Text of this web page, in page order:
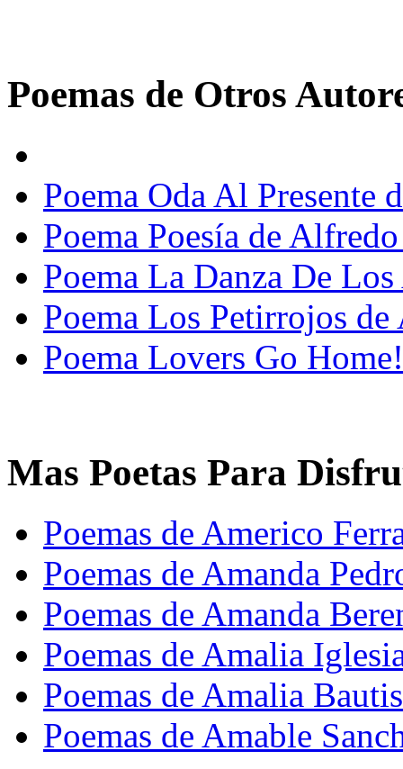
Poemas de Otros
Poema Oda Al Presente
Poema Poesía de
Poema La Danza De
Poema Los Petirrojos
Poema Lovers Go
Mas Poetas Para
Poemas de Americo
Poemas de Amanda
Poemas de Amanda
Poemas de Amalia
Poemas de Amalia
Poemas de Amable